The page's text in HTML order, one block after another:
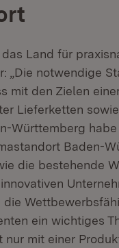
Land für
„Die notwendige
mit den Zielen
Lieferketten
Württemberg
Baden-
die bestehende
ein wichtiges
mit einer